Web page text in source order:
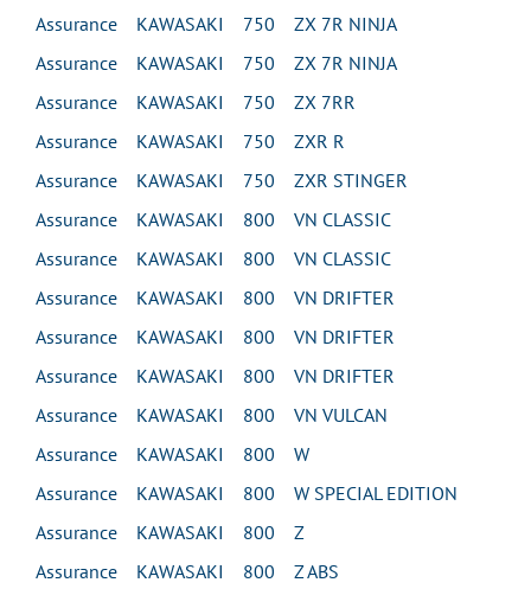
Assurance KAWASAKI 750 ZX 7R NINJA
Assurance KAWASAKI 750 ZX 7R NINJA
Assurance KAWASAKI 750 ZX 7RR
Assurance KAWASAKI 750 ZXR R
Assurance KAWASAKI 750 ZXR STINGER
Assurance KAWASAKI 800 VN CLASSIC
Assurance KAWASAKI 800 VN CLASSIC
Assurance KAWASAKI 800 VN DRIFTER
Assurance KAWASAKI 800 VN DRIFTER
Assurance KAWASAKI 800 VN DRIFTER
Assurance KAWASAKI 800 VN VULCAN
Assurance KAWASAKI 800 W
Assurance KAWASAKI 800 W SPECIAL EDITION
Assurance KAWASAKI 800 Z
Assurance KAWASAKI 800 Z ABS